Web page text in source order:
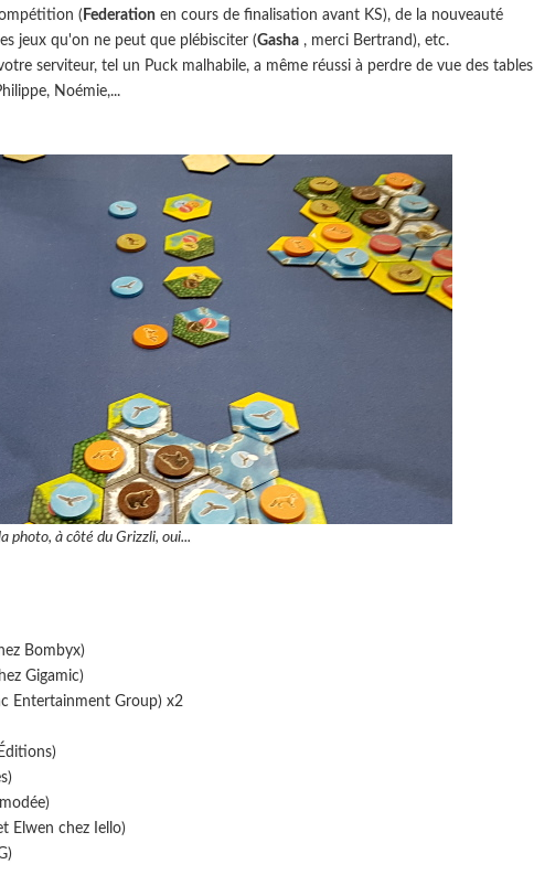
( Federation en cours de finalisation avant KS), de la nouveauté
jeux qu'on ne peut que plébisciter (Gasha , merci Bertrand), etc.
serviteur, tel un Puck malhabile, a même réussi à perdre de vue des tables
Noémie,...
photo, à côté du Grizzli, oui...
Bombyx)
Gigamic)
Entertainment Group) x2
Elwen chez Iello)